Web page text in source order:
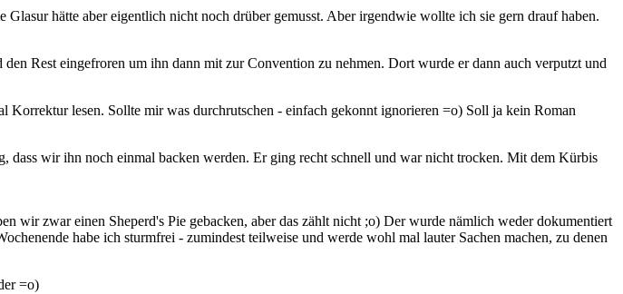
hätte aber eigentlich nicht noch drüber gemusst. Aber irgendwie wollte ich sie gern drauf haben.
Rest eingefroren um ihn dann mit zur Convention zu nehmen. Dort wurde er dann auch verputzt und
lesen. Sollte mir was durchrutschen - einfach gekonnt ignorieren =o) Soll ja kein Roman
wir ihn noch einmal backen werden. Er ging recht schnell und war nicht trocken. Mit dem Kürbis
wir zwar einen Sheperd's Pie gebacken, aber das zählt nicht ;o) Der wurde nämlich weder dokumentiert
habe ich sturmfrei - zumindest teilweise und werde wohl mal lauter Sachen machen, zu denen
=o)